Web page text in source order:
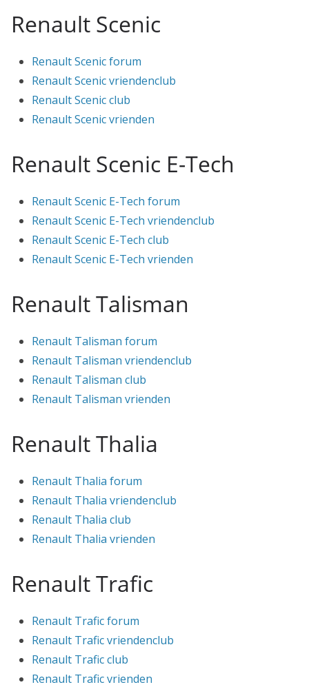
Renault Scenic
Renault Scenic forum
Renault Scenic vriendenclub
Renault Scenic club
Renault Scenic vrienden
Renault Scenic E-Tech
Renault Scenic E-Tech forum
Renault Scenic E-Tech vriendenclub
Renault Scenic E-Tech club
Renault Scenic E-Tech vrienden
Renault Talisman
Renault Talisman forum
Renault Talisman vriendenclub
Renault Talisman club
Renault Talisman vrienden
Renault Thalia
Renault Thalia forum
Renault Thalia vriendenclub
Renault Thalia club
Renault Thalia vrienden
Renault Trafic
Renault Trafic forum
Renault Trafic vriendenclub
Renault Trafic club
Renault Trafic vrienden